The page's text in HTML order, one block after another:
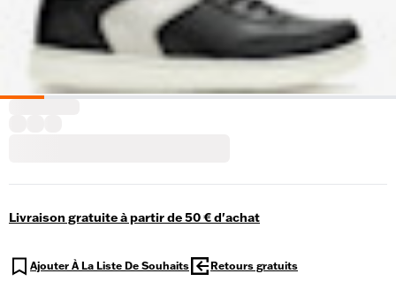
Livraison gratuite à partir de 50 € d'achat
Ajouter À La Liste De Souhaits Retours gratuits